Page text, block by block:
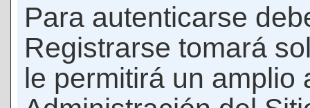
Para autenticarse
Registrarse tomará
le permitirá un amplio